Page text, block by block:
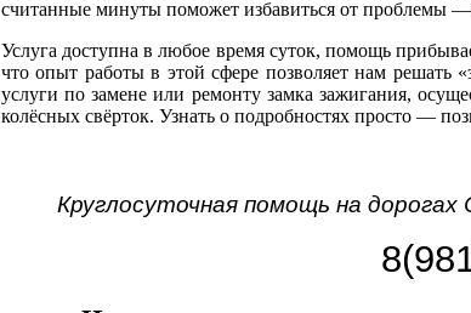
считанные минуты поможет избавиться от проблемы
Услуга доступна в любое время суток, помощь
что опыт работы в этой сфере позволяет нам
услуги по замене или ремонту замка зажигания,
колёсных свёрток. Узнать о подробностях просто —
Круглосуточная помощь на